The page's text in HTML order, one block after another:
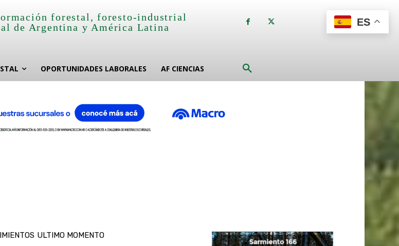
forestal, foresto-industrial
de Argentina y América Latina
OPORTUNIDADES LABORALES AF CIENCIAS
ULTIMO MOMENTO
ES